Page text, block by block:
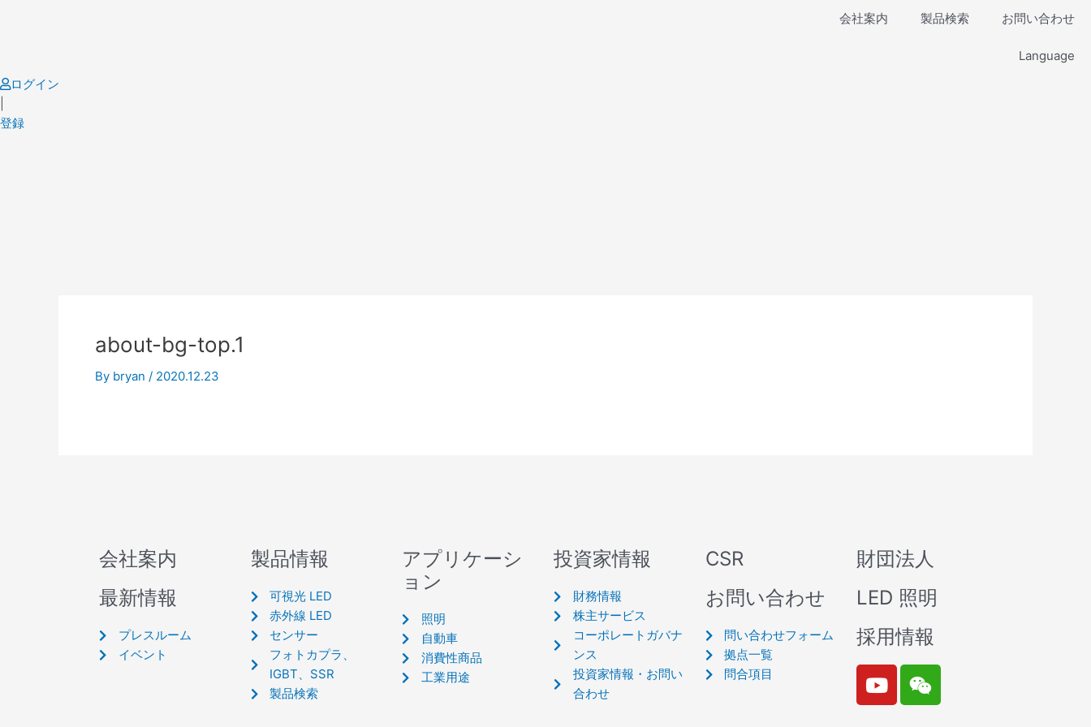
会社案内 製品検索 お問い合わせ
Language
ログイン
登録
about-bg-top.1
By bryan / 2020.12.23
会社案内
最新情報
プレスルーム
イベント
製品情報
可視光 LED
赤外線 LED
センサー
フォトカプラ、
IGBT、SSR
製品検索
アプリケーシ
ョン
照明
自動車
消費性商品
工業用途
投資家情報
財務情報
株主サービス
コーポレートガバナ
ンス
投資家情報・お問い
合わせ
CSR
お問い合わせ
問い合わせフォーム
拠点一覧
問合項目
財団法人
LED 照明
採用情報
Y
o
W
e